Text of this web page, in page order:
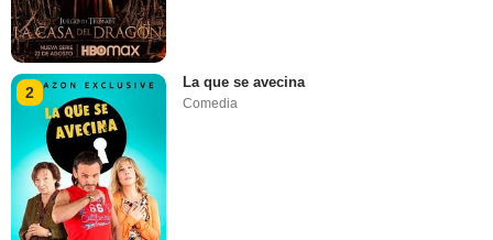
2
La que se avecina
Comedia